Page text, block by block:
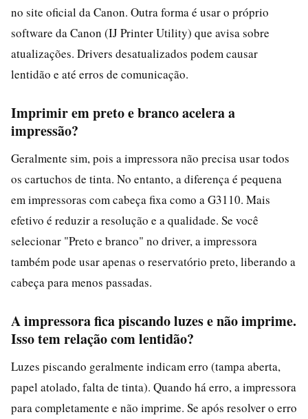
no site oficial da Canon. Outra forma é usar o próprio
software da Canon (IJ Printer Utility) que avisa sobre
atualizações. Drivers desatualizados podem causar
lentidão e até erros de comunicação.
Imprimir em preto e branco acelera a
impressão?
Geralmente sim, pois a impressora não precisa usar todos
os cartuchos de tinta. No entanto, a diferença é pequena
em impressoras com cabeça fixa como a G3110. Mais
efetivo é reduzir a resolução e a qualidade. Se você
selecionar "Preto e branco" no driver, a impressora
também pode usar apenas o reservatório preto, liberando a
cabeça para menos passadas.
A impressora fica piscando luzes e não imprime.
Isso tem relação com lentidão?
Luzes piscando geralmente indicam erro (tampa aberta,
papel atolado, falta de tinta). Quando há erro, a impressora
para completamente e não imprime. Se após resolver o erro